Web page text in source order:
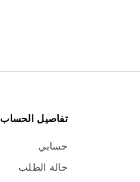
تفاصيل الحساب
حسابي
حالة الطلب